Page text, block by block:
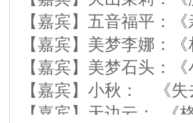
【嘉宾】五音福平：
【嘉宾】美梦李娜：
【嘉宾】美梦石头：
【嘉宾】小秋： 《
【嘉宾】天边云：